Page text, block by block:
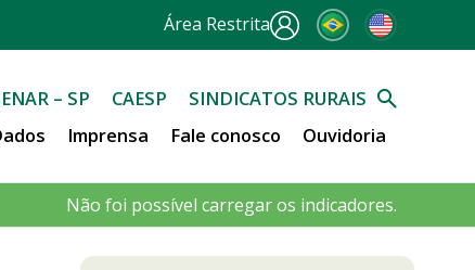
Área Restrita
– SP CAESP
SINDICATOS RURAIS
Imprensa Fale conosco Ouvidoria
Não foi possível carregar os indicadores.